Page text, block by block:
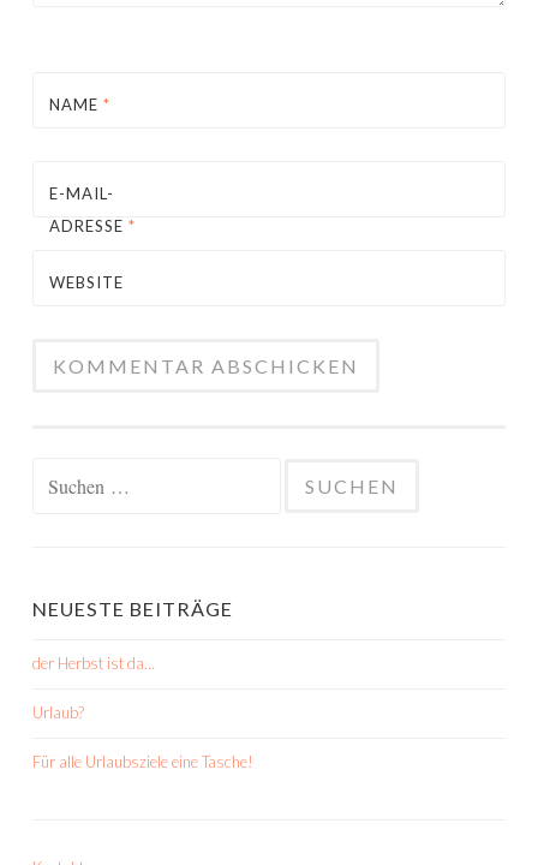
NAME *
E-MAIL-
ADRESSE *
WEBSITE
NEUESTE BEITRÄGE
der Herbst ist da…
Urlaub?
Für alle Urlaubsziele eine Tasche!